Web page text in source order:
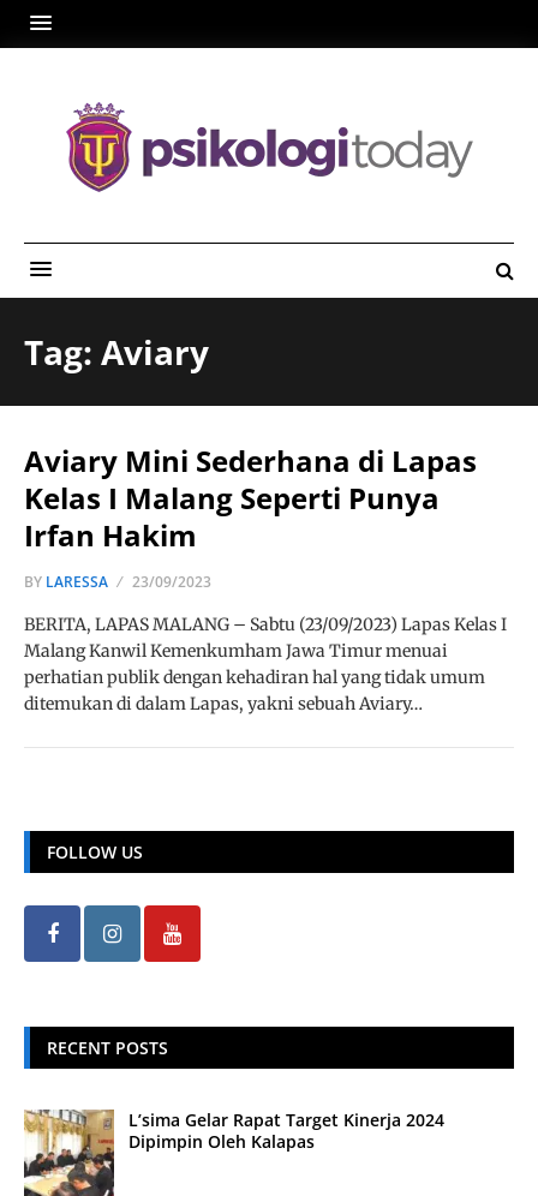
Tag: Aviary
Aviary Mini Sederhana di Lapas
Kelas I Malang Seperti Punya
Irfan Hakim
BY LARESSA 23/09/2023
BERITA, LAPAS MALANG – Sabtu (23/09/2023) Lapas Kelas I
Malang Kanwil Kemenkumham Jawa Timur menuai
perhatian publik dengan kehadiran hal yang tidak umum
ditemukan di dalam Lapas, yakni sebuah Aviary…
FOLLOW US
RECENT POSTS
L’sima Gelar Rapat Target Kinerja 2024
Dipimpin Oleh Kalapas